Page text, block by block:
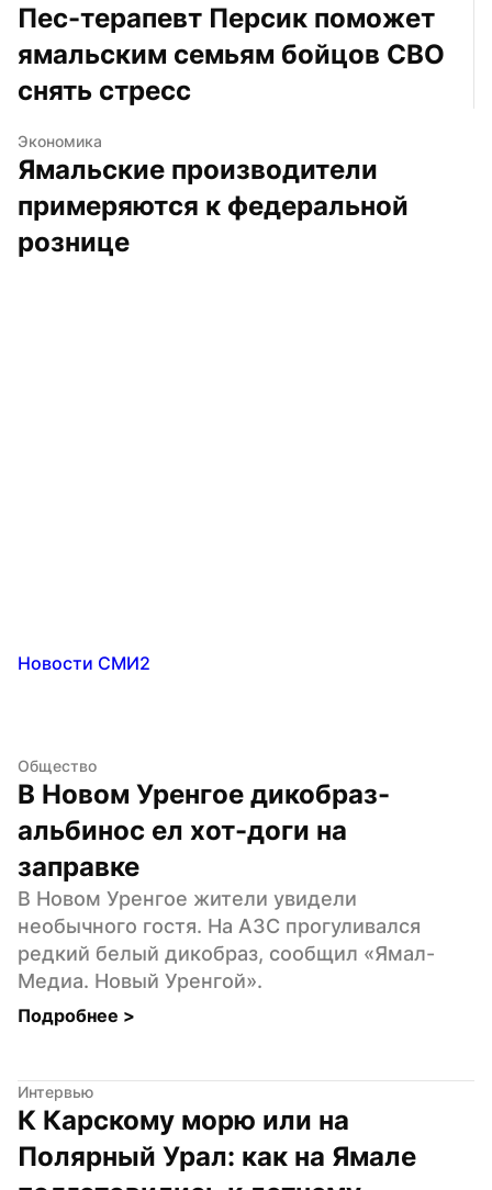
Пес-терапевт Персик поможет
ямальским семьям бойцов СВО
снять стресс
Экономика
Ямальские производители
примеряются к федеральной
рознице
Новости СМИ2
Общество
В Новом Уренгое дикобраз-
альбинос ел хот-доги на
заправке
В Новом Уренгое жители увидели
необычного гостя. На АЗС прогуливался
редкий белый дикобраз, сообщил «Ямал-
Медиа. Новый Уренгой».
Подробнее >
Интервью
К Карскому морю или на
Полярный Урал: как на Ямале